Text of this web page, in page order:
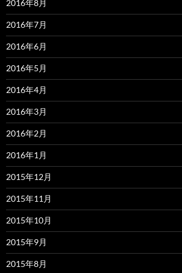
2016年8月
2016年7月
2016年6月
2016年5月
2016年4月
2016年3月
2016年2月
2016年1月
2015年12月
2015年11月
2015年10月
2015年9月
2015年8月